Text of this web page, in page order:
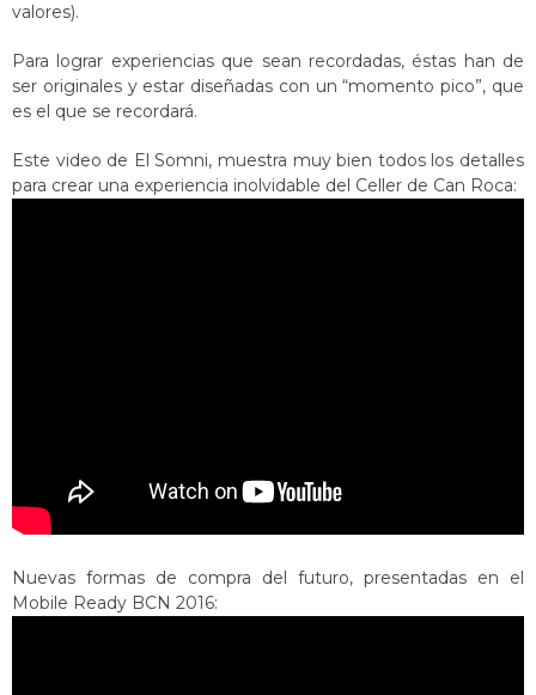
valores).
Para lograr experiencias que sean recordadas, éstas han de
ser originales y estar diseñadas con un “momento pico”, que
es el que se recordará.
Este video de El Somni, muestra muy bien todos los detalles
para crear una experiencia inolvidable del Celler de Can Roca:
Nuevas formas de compra del futuro, presentadas en el
Mobile Ready BCN 2016: